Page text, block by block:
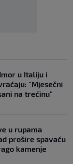
u Italiju i
"Mjesečni
na trećinu"
u rupama
prošire spavaću
kamenje